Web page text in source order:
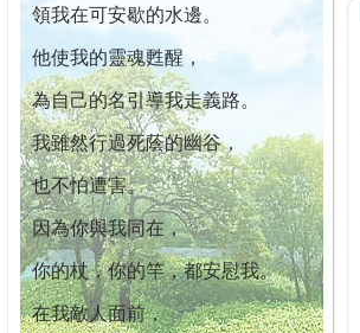
領我在可安歇的水邊。
他使我的靈魂甦醒，
為自己的名引導我走義路。
我雖然行過死蔭的幽谷，
也不怕遭害。
因為你與我同在，
你的杖，你的竿，都安慰我。
在我敵人面前，